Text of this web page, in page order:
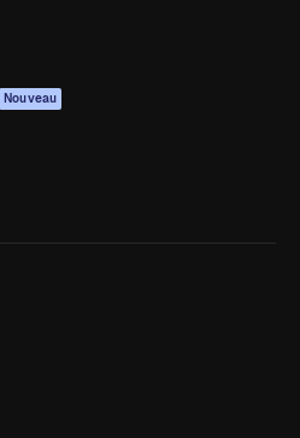
Nouveau